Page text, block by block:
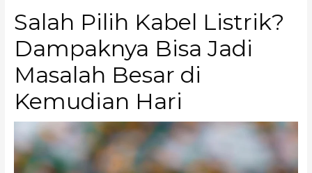
Salah Pilih Kabel Listrik?
Dampaknya Bisa Jadi
Masalah Besar di
Kemudian Hari